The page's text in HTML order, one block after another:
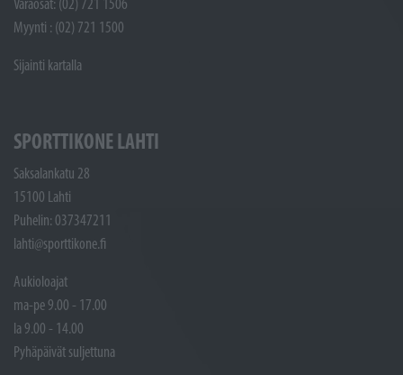
Varaosat: (02) 721 1506
Myynti : (02) 721 1500
Sijainti kartalla
SPORTTIKONE LAHTI
Saksalankatu 28
15100 Lahti
Puhelin: 037347211
lahti@sporttikone.fi
Aukioloajat
ma-pe 9.00 - 17.00
la 9.00 - 14.00
Pyhäpäivät suljettuna